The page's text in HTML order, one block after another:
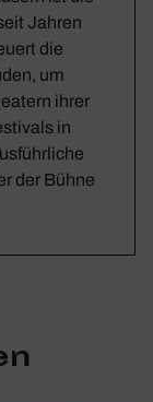
Jahren
die
um
ihrer
in
der Bühne